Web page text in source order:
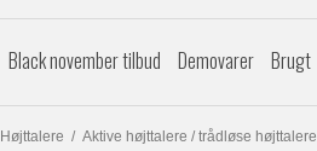
Black november tilbud Demovarer Brugt
Højttalere / Aktive højttalere / trådløse højttalere